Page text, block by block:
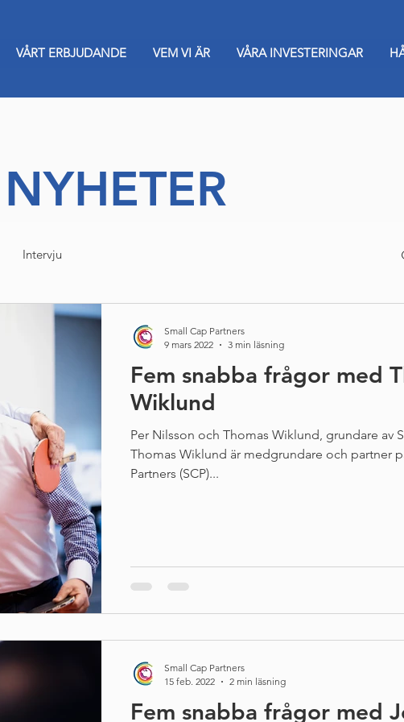
VÅRT ERBJUDANDE VEM VI ÄR VÅRA INVESTERINGAR
NYHETER
Intervju
Fem snabba frågor med
Wiklund
Per Nilsson och Thomas Wiklund, grundare av
Thomas Wiklund är medgrundare och partner
Partners (SCP)...
Small Cap Partners
9 mars 2022
3 min läsning
Fem snabba frågor med
Small Cap Partners
15 feb. 2022
2 min läsning